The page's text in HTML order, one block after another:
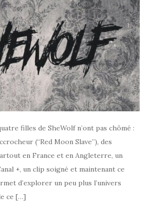
filles de SheWolf n’ont pas chômé :
(“Red Moon Slave”), des
en France et en Angleterre, un
+, un clip soigné et maintenant ce
d’explorer un peu plus l’univers
ce […]